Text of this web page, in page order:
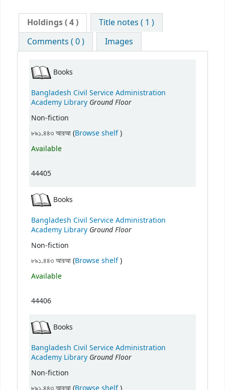
Holdings( 4 )
Title notes ( 1 )
Comments ( 0 )
Images
Books
Bangladesh Civil Service Administration
Academy Library Ground Floor
Non-fiction
৮৯১.৪৪৩ আরআ (Browse shelf(Opens below)
)
Available
44405
Books
Bangladesh Civil Service Administration
Academy Library Ground Floor
Non-fiction
৮৯১.৪৪৩ আরআ (Browse shelf(Opens below)
)
Available
44406
Books
Bangladesh Civil Service Administration
Academy Library Ground Floor
Non-fiction
(Opens below)